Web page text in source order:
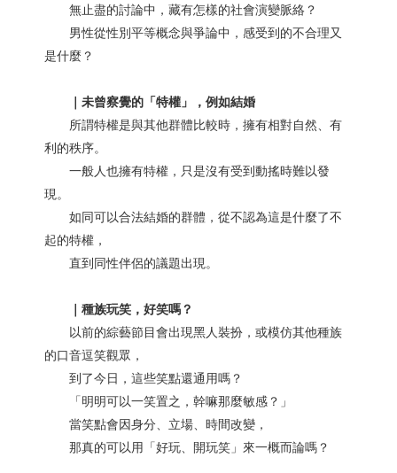
無止盡的討論中，藏有怎樣的社會演變脈絡？
男性從性別平等概念與爭論中，感受到的不合理又
是什麼？
｜未曾察覺的「特權」，例如結婚
所謂特權是與其他群體比較時，擁有相對自然、有
利的秩序。
一般人也擁有特權，只是沒有受到動搖時難以發
現。
如同可以合法結婚的群體，從不認為這是什麼了不
起的特權，
直到同性伴侶的議題出現。
｜種族玩笑，好笑嗎？
以前的綜藝節目會出現黑人裝扮，或模仿其他種族
的口音逗笑觀眾，
到了今日，這些笑點還通用嗎？
「明明可以一笑置之，幹嘛那麼敏感？」
當笑點會因身分、立場、時間改變，
那真的可以用「好玩、開玩笑」來一概而論嗎？